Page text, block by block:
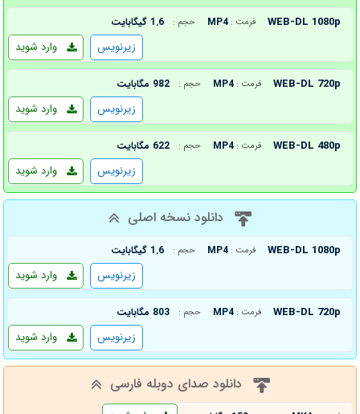
WEB-DL 1080p فرمت : MP4 حجم : 1.6 گیگابایت
وارد شوید زیرنویس
WEB-DL 720p فرمت : MP4 حجم : 982 مگابایت
وارد شوید زیرنویس
WEB-DL 480p فرمت : MP4 حجم : 622 مگابایت
وارد شوید زیرنویس
دانلود نسخه اصلی
WEB-DL 1080p فرمت : MP4 حجم : 1.6 گیگابایت
وارد شوید زیرنویس
WEB-DL 720p فرمت : MP4 حجم : 803 مگابایت
وارد شوید زیرنویس
دانلود صدای دوبله فارسی